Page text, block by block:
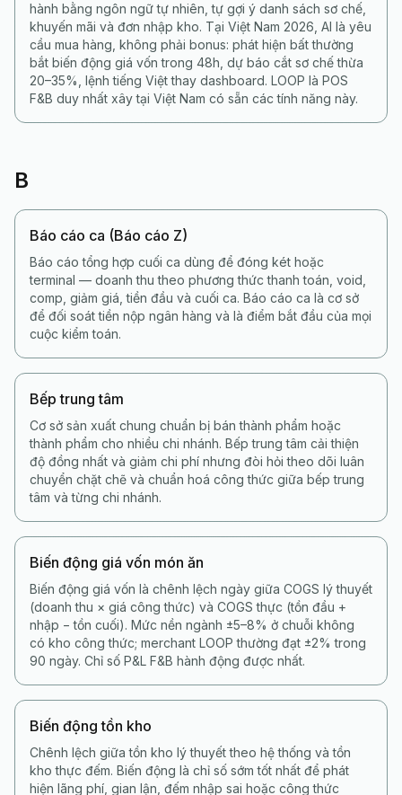
hành bằng ngôn ngữ tự nhiên, tự gợi ý danh sách sơ chế,
khuyến mãi và đơn nhập kho. Tại Việt Nam 2026, AI là yêu
cầu mua hàng, không phải bonus: phát hiện bất thường
bắt biến động giá vốn trong 48h, dự báo cắt sơ chế thừa
20–35%, lệnh tiếng Việt thay dashboard. LOOP là POS
F&B duy nhất xây tại Việt Nam có sẵn các tính năng này.
B
Báo cáo ca (Báo cáo Z)
Báo cáo tổng hợp cuối ca dùng để đóng két hoặc
terminal — doanh thu theo phương thức thanh toán, void,
comp, giảm giá, tiền đầu và cuối ca. Báo cáo ca là cơ sở
để đối soát tiền nộp ngân hàng và là điểm bắt đầu của mọi
cuộc kiểm toán.
Bếp trung tâm
Cơ sở sản xuất chung chuẩn bị bán thành phẩm hoặc
thành phẩm cho nhiều chi nhánh. Bếp trung tâm cải thiện
độ đồng nhất và giảm chi phí nhưng đòi hỏi theo dõi luân
chuyển chặt chẽ và chuẩn hoá công thức giữa bếp trung
tâm và từng chi nhánh.
Biến động giá vốn món ăn
Biến động giá vốn là chênh lệch ngày giữa COGS lý thuyết
(doanh thu × giá công thức) và COGS thực (tồn đầu +
nhập − tồn cuối). Mức nền ngành ±5–8% ở chuỗi không
có kho công thức; merchant LOOP thường đạt ±2% trong
90 ngày. Chỉ số P&L F&B hành động được nhất.
Biến động tồn kho
Chênh lệch giữa tồn kho lý thuyết theo hệ thống và tồn
kho thực đếm. Biến động là chỉ số sớm tốt nhất để phát
hiện lãng phí, gian lận, đếm nhập sai hoặc công thức